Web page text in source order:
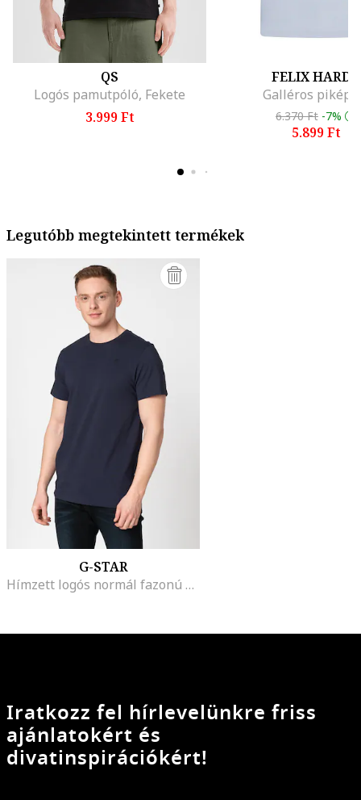
QS
Logós pamutpóló, Fekete
3.999 Ft
FELIX HARDY
Galléros
6.370 Ft -7%
5.899 Ft
Legutóbb megtekintett termékek
G-STAR
Hímzett logós normál fazonú póló, Fekete/Tengerészkék
Iratkozz fel hírlevelünkre friss
ajánlatokért és
divatinspirációkért!